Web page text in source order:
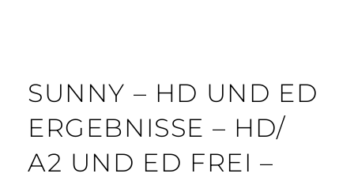
SUNNY – HD UND ED
ERGEBNISSE – HD/
A2 UND ED FREI –